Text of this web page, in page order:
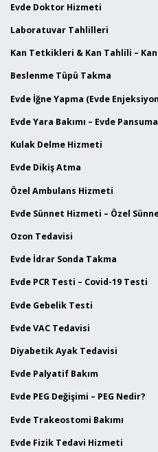
Evde Doktor Hizmeti
Laboratuvar Tahlilleri
Kan Tetkikleri & Kan Tahlili –
Beslenme Tüpü Takma
Evde İğne Yapma (Evde
Evde Yara Bakımı – Evde
Kulak Delme Hizmeti
Evde Dikiş Atma
Özel Ambulans Hizmeti
Evde Sünnet Hizmeti – Özel
Ozon Tedavisi
Evde İdrar Sonda Takma
Evde PCR Testi – Covid-19 Testi
Evde Gebelik Testi
Evde VAC Tedavisi
Diyabetik Ayak Tedavisi
Evde Palyatif Bakım
Evde PEG Değişimi – PEG Nedir?
Evde Trakeostomi Bakımı
Evde Fizik Tedavi Hizmeti